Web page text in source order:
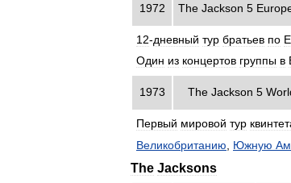
1972 The Jackson 5
12-дневный тур братьев по
Один из концертов группы в
1973 The Jackson 5
Первый мировой тур
Великобританию
Южную
The Jacksons